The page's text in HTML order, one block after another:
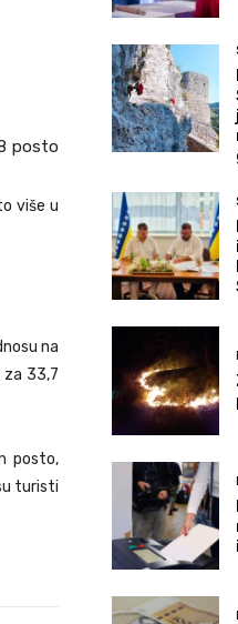
posto
više u
na
33,7
posto,
turisti